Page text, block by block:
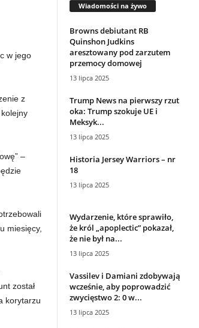
w jego
z
–
miesięcy,
został
korytarzu
Wiadomości na żywo
Browns debiutant RB
Quinshon Judkins
aresztowany pod zarzutem
przemocy domowej
13 lipca 2025
Trump News na pierwszy rzut
oka: Trump szokuje UE i
Meksyk...
13 lipca 2025
Historia Jersey Warriors – nr
18
13 lipca 2025
Wydarzenie, które sprawiło,
że król „apoplectic” pokazał,
że nie był na...
13 lipca 2025
Vassilev i Damiani zdobywają
wcześnie, aby poprowadzić
zwycięstwo 2: 0 w...
13 lipca 2025